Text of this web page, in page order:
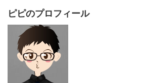
ピピのプロフィール